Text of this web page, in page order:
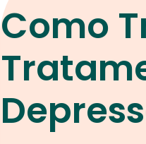
Como